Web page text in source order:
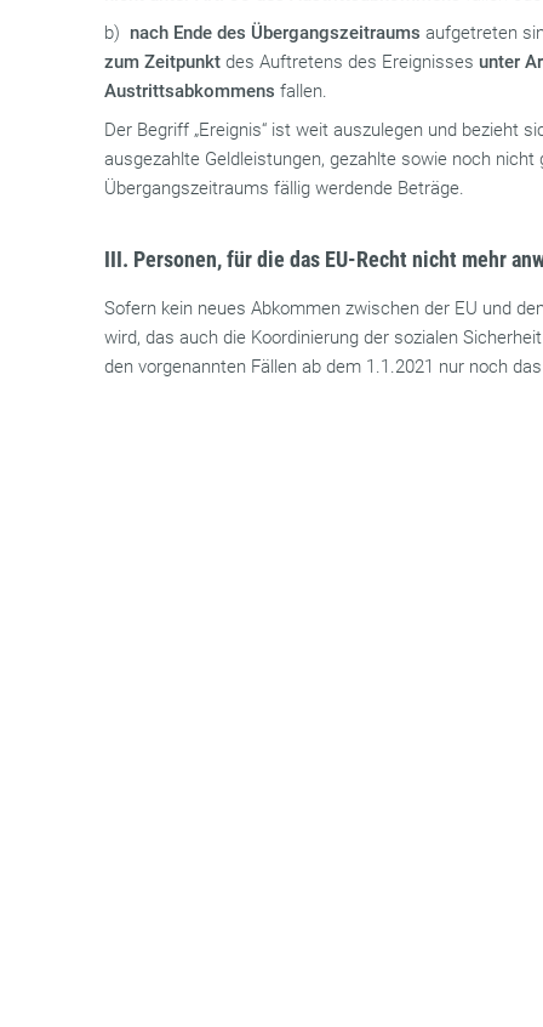
b) nach Ende des Übergangszeitraumsaufgetreten
zum Zeitpunkt des Auftretens des Ereignisses unter
Austrittsabkommensfallen.
Der Begriff „Ereignis“ ist weit auszulegen und bezieht
ausgezahlte Geldleistungen, gezahlte sowie noch
Übergangszeitraums fällig werdende Beträge.
III. Personen, für die das EU-Recht nicht mehr
Sofern kein neues Abkommen zwischen der EU und
wird, das auch die Koordinierung der sozialen
den vorgenannten Fällen ab dem 1.1.2021 nur noch